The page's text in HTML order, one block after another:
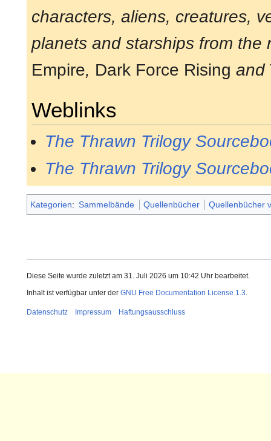
characters, aliens, creatures,
planets and starships from the
Empire, Dark Force Rising and
Weblinks
The Thrawn Trilogy
The Thrawn Trilogy
Kategorien: Sammelbände Quellenbücher Quellenbücher
Diese Seite wurde zuletzt am 31. Juli 2026 um 10:42 Uhr bearbeitet.
Inhalt ist verfügbar unter der GNU Free Documentation License 1.3
Datenschutz Impressum Haftungsausschluss